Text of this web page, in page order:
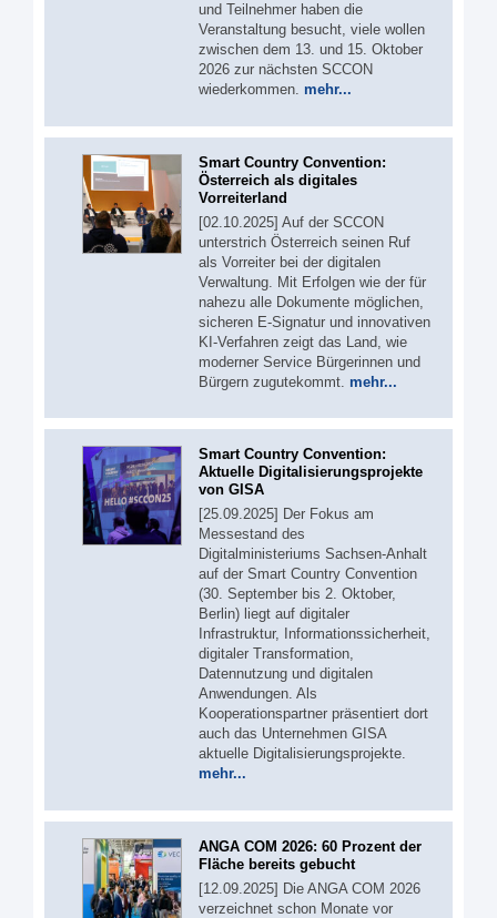
und Teilnehmer haben die
Veranstaltung besucht, viele wollen
zwischen dem 13. und 15. Oktober
2026 zur nächsten SCCON
wiederkommen. mehr...
Smart Country Convention:
Österreich als digitales
Vorreiterland
[02.10.2025] Auf der SCCON
unterstrich Österreich seinen Ruf
als Vorreiter bei der digitalen
Verwaltung. Mit Erfolgen wie der für
nahezu alle Dokumente möglichen,
sicheren E-Signatur und innovativen
KI-Verfahren zeigt das Land, wie
moderner Service Bürgerinnen und
Bürgern zugutekommt. mehr...
Smart Country Convention:
Aktuelle Digitalisierungsprojekte
von GISA
[25.09.2025] Der Fokus am
Messestand des
Digitalministeriums Sachsen-Anhalt
auf der Smart Country Convention
(30. September bis 2. Oktober,
Berlin) liegt auf digitaler
Infrastruktur, Informationssicherheit,
digitaler Transformation,
Datennutzung und digitalen
Anwendungen. Als
Kooperationspartner präsentiert dort
auch das Unternehmen GISA
aktuelle Digitalisierungsprojekte.
mehr...
ANGA COM 2026: 60 Prozent der
Fläche bereits gebucht
[12.09.2025] Die ANGA COM 2026
verzeichnet schon Monate vor